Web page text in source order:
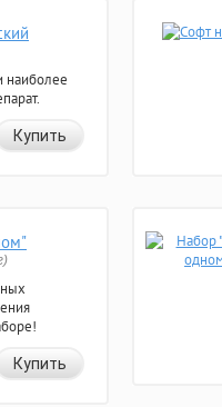
наиболее
Купить
Купить